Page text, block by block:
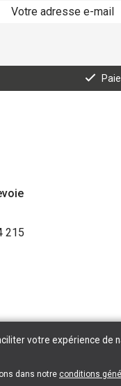
215
Copyright ©
votre expérience de
dans notre conditions